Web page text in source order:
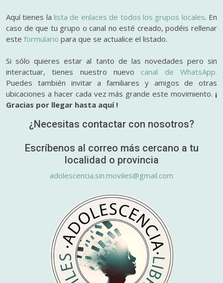
Aquí tienes lalista de enlaces de todos los grupos locales. En
caso de que tu grupo o canal no esté creado, podéis rellenar
este formulario para que se actualice el listado.
Si sólo quieres estar al tanto de las novedades pero sin
interactuar, tienes nuestro nuevo canal de WhatsApp.
Puedes también invitar a familiares y amigos de otras
ubicaciones a hacer cada vez más grande este movimiento. ¡
Gracias por llegar hasta aquí !
¿Necesitas contactar con nosotros?
Escríbenos al correo más cercano a tu
localidad o provincia
adolescencia.sin.moviles@gmail.com